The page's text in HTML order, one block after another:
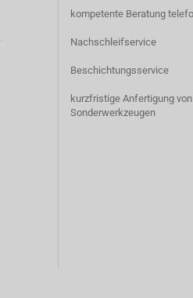
kompetente Beratung
Nachschleifservice
Beschichtungsservice
kurzfristige Anfertigung von
Sonderwerkzeugen